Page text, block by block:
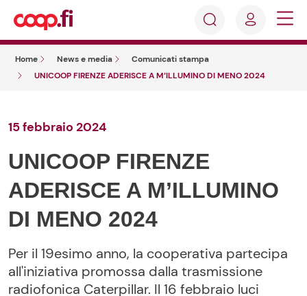
Accedi
Registrati
Home News e media
Comunicati stampa
UNICOOP FIRENZE ADERISCE A M’ILLUMINO DI MENO 2024
15 febbraio 2024
UNICOOP FIRENZE
ADERISCE A M’ILLUMINO
DI MENO 2024
Per il 19esimo anno, la cooperativa partecipa
all'iniziativa promossa dalla trasmissione
radiofonica Caterpillar. Il 16 febbraio luci